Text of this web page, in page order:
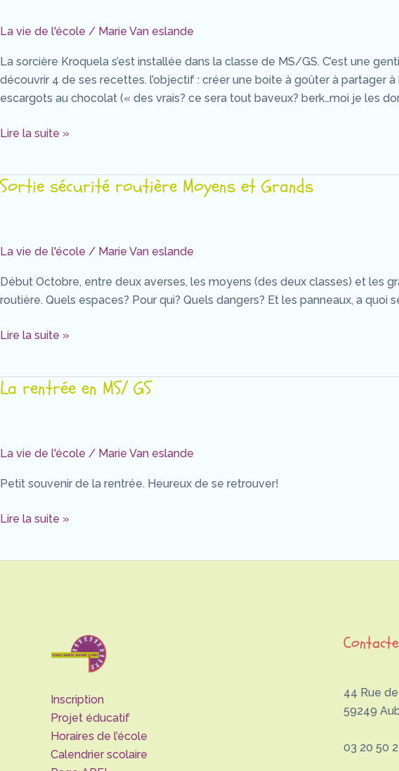
La vie de l'école / Marie Van eslande
La sorcière Kroquela s’est installée dans la classe de MS/GS. C’est une
découvrir 4 de ses recettes. l’objectif : créer une boite à goûter à partager
escargots au chocolat (« des vrais? ce sera tout baveux? berk…moi je les
en
MS/GS
Lire la suite »
Sortie sécurité routière Moyens et Grands
La vie de l'école / Marie Van eslande
Début Octobre, entre deux averses, les moyens (des deux classes) et les
routière. Quels espaces? Pour qui? Quels dangers? Et les panneaux, a quoi
Sortie
et
Grands
Lire la suite »
La rentrée en MS/ GS
La vie de l'école / Marie Van eslande
Petit souvenir de la rentrée. Heureux de se retrouver!
La
GS
Lire la suite »
Inscription
Projet éducatif
Horaires de l’école
Calendrier scolaire
44 Rue
59249
03 20 50